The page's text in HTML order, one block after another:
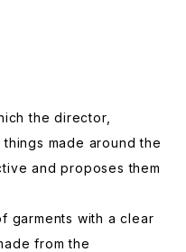
the director,
made around the
and proposes them
garments with a clear
from the